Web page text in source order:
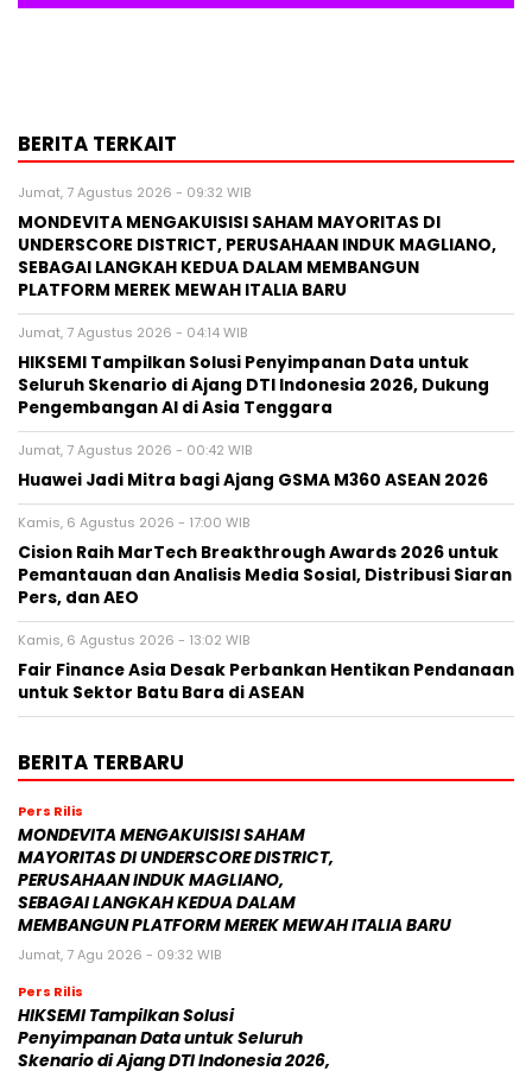
BERITA TERKAIT
Jumat, 7 Agustus 2026 - 09:32 WIB
MONDEVITA MENGAKUISISI SAHAM MAYORITAS DI
UNDERSCORE DISTRICT, PERUSAHAAN INDUK MAGLIANO,
SEBAGAI LANGKAH KEDUA DALAM MEMBANGUN
PLATFORM MEREK MEWAH ITALIA BARU
Jumat, 7 Agustus 2026 - 04:14 WIB
HIKSEMI Tampilkan Solusi Penyimpanan Data untuk
Seluruh Skenario di Ajang DTI Indonesia 2026, Dukung
Pengembangan AI di Asia Tenggara
Jumat, 7 Agustus 2026 - 00:42 WIB
Huawei Jadi Mitra bagi Ajang GSMA M360 ASEAN 2026
Kamis, 6 Agustus 2026 - 17:00 WIB
Cision Raih MarTech Breakthrough Awards 2026 untuk
Pemantauan dan Analisis Media Sosial, Distribusi Siaran
Pers, dan AEO
Kamis, 6 Agustus 2026 - 13:02 WIB
Fair Finance Asia Desak Perbankan Hentikan Pendanaan
untuk Sektor Batu Bara di ASEAN
BERITA TERBARU
Pers Rilis
MONDEVITA MENGAKUISISI SAHAM
MAYORITAS DI UNDERSCORE DISTRICT,
PERUSAHAAN INDUK MAGLIANO,
SEBAGAI LANGKAH KEDUA DALAM
MEMBANGUN PLATFORM MEREK MEWAH ITALIA BARU
Jumat, 7 Agu 2026 - 09:32 WIB
Pers Rilis
HIKSEMI Tampilkan Solusi
Penyimpanan Data untuk Seluruh
Skenario di Ajang DTI Indonesia 2026,